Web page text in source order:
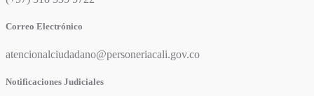
Correo Electrónico
atencionalciudadano@personeriacali.gov.co
Notificaciones Judiciales